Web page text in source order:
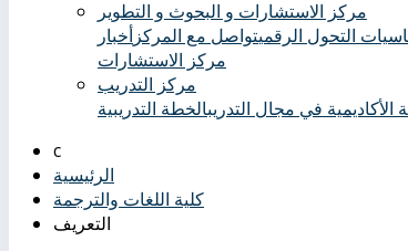
مركز الاستشارات و البحوث و التطوير
التحول الرقميتواصل مع المركزأخبار
مركز الاستشارات
مركز التدريب
الأكاديمية في مجال التدريبالخطة التدريبية
الرئيسية
كلية اللغات والترجمة
التعريف